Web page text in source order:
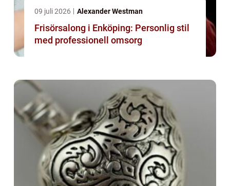
09 juli 2026 Alexander Westman
Frisörsalong i Enköping: Personlig stil
med professionell omsorg